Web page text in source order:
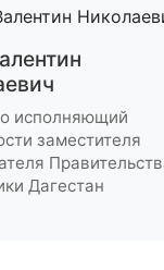
исполняющий
заместителя
Дагестан